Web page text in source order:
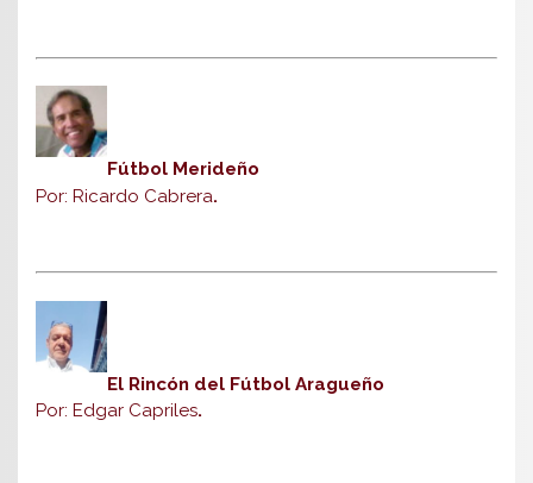
Fútbol Merideño
Por: Ricardo Cabrera.
El Rincón del Fútbol Aragueño
Por: Edgar Capriles.